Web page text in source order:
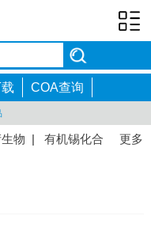
COA查询
更多
物 | 有机锡化合
中间体